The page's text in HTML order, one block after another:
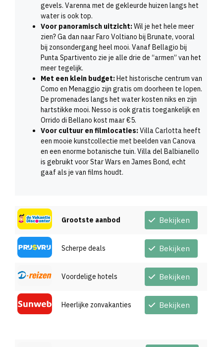
gevels. Varenna met de gekleurde huizen langs het
water is ook top.
Voor panoramisch uitzicht:Wil je het hele meer
zien? Ga dan naar Faro Voltiano bij Brunate, vooral
bij zonsondergang heel mooi. Vanaf Bellagio bij
Punta Spartivento zie je alle drie de “armen” van het
meer tegelijk.
Met een klein budget:Het historische centrum van
Como en Menaggio zijn gratis om doorheen te lopen.
De promenades langs het water kosten niks en zijn
hartstikke mooi. Nesso is ook gratis toegankelijk en
Orrido di Bellano kost maar €5.
Voor cultuur en filmlocaties:Villa Carlotta heeft
een mooie kunstcollectie met beelden van Canova
en een enorme botanische tuin. Villa del Balbianello
is gebruikt voor Star Wars en James Bond, echt
gaaf als je van films houdt.
Grootste aanbod Bekijken
Scherpe deals Bekijken
Voordelige hotels Bekijken
Heerlijke zonvakanties Bekijken